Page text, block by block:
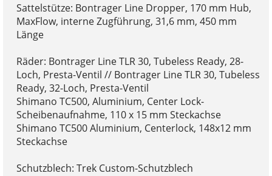
Sattelstütze: Bontrager Line Dropper, 170 mm Hub,
MaxFlow, interne Zugführung, 31,6 mm, 450 mm
Länge
Räder: Bontrager Line TLR 30, Tubeless Ready, 28-
Loch, Presta-Ventil // Bontrager Line TLR 30, Tubeless
Ready, 32-Loch, Presta-Ventil
Shimano TC500, Aluminium, Center Lock-
Scheibenaufnahme, 110 x 15 mm Steckachse
Shimano TC500 Aluminium, Centerlock, 148x12 mm
Steckachse
Schutzblech: Trek Custom-Schutzblech